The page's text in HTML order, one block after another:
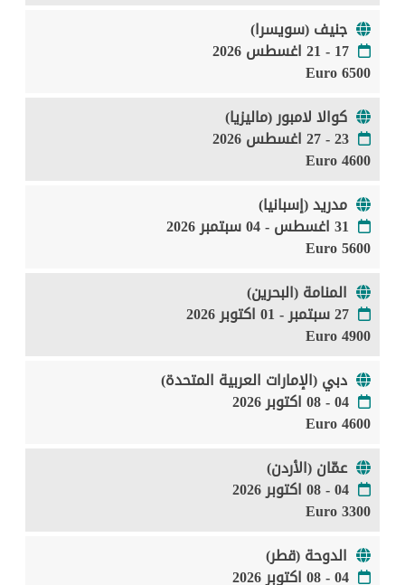
جنيف (سويسرا)
17 - 21 اغسطس 2026
6500 Euro
كوالا لامبور (ماليزيا)
23 - 27 اغسطس 2026
4600 Euro
مدريد (إسبانيا)
31 اغسطس - 04 سبتمبر 2026
5600 Euro
المنامة (البحرين)
27 سبتمبر - 01 اكتوبر 2026
4900 Euro
دبي (الإمارات العربية المتحدة)
04 - 08 اكتوبر 2026
4600 Euro
عمّان (الأردن)
04 - 08 اكتوبر 2026
3300 Euro
الدوحة (قطر)
04 - 08 اكتوبر 2026